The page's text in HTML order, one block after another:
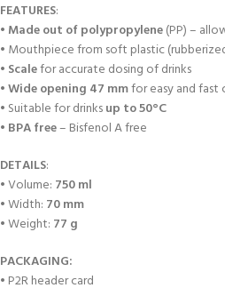
FEATURES:
• Made out of polypropylene(PP) –
• Mouthpiece from soft plastic
• Scalefor accurate dosing of drinks
•Wide opening 47 mmfor easy and fast
• Suitable for drinksup to 50°C
• BPA free– Bisfenol A free
DETAILS:
• Volume: 750 ml
• Width: 70 mm
• Weight: 77 g
PACKAGING:
• P2R header card